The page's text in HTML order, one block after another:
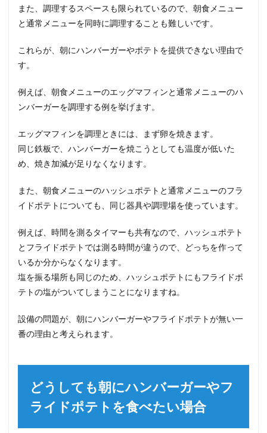
また、調理するスペースも限られているので、朝食メニュー
と通常メニューを同時に調理することも難しいです。
これらが、朝にハンバーガーやポテトを提供できない理由で
す。
例えば、朝食メニューのエッグマフィンと通常メニューのハ
ンバーガーを調理する例を挙げます。
エッグマフィンを調理ときには、まず卵を焼きます。
同じ鉄板で、ハンバーガーを焼こうとしても温度が低いた
め、焼き加減が足りなくなります。
また、朝食メニューのハッシュポテトと通常メニューのフラ
イドポテトについても、同じ器具や調理場を使っています。
例えば、時間を測るタイマーも共有なので、ハッシュポテト
とフライドポテトでは測る時間が違うので、どっちを作って
いるか分からなくなります。
塩を振る場所も同じのため、ハッシュポテトにもフライドポ
テトの塩がついてしまうことになりますね。
設備の問題が、朝にハンバーガーやフライドポテトが無い一
番の理由と考えられます。
どうしても朝にハンバーガーやフ
ライドポテトを食べたい場合